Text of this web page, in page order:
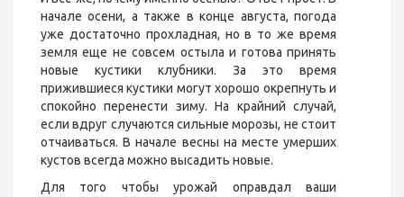
начале осени, а также в конце августа, погода
уже достаточно прохладная, но в то же время
земля еще не совсем остыла и готова принять
новые кустики клубники. За это время
прижившиеся кустики могут хорошо окрепнуть и
спокойно перенести зиму. На крайний случай,
если вдруг случаются сильные морозы, не стоит
отчаиваться. В начале весны на месте умерших
кустов всегда можно высадить новые.
Для того чтобы урожай оправдал ваши